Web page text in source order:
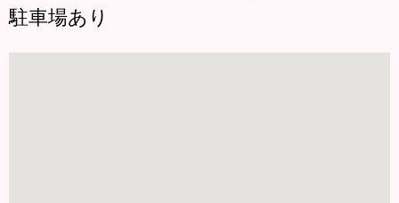
駐車場あり